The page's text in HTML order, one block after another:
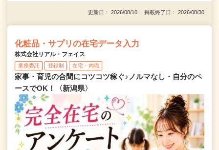
更新日： 2026/08/10 掲載終了日： 2026/08/30
化粧品・サプリの在宅データ入力
株式会社リアル・フェイス
業務委託 登録制 在宅・内職
家事・育児の合間にコツコツ稼ぐ♪ノルマなし・自分のペ
ースでOK！〈新潟県〉